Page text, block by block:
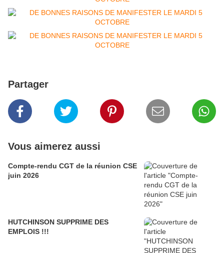
Partager
Vous aimerez aussi
Compte-rendu CGT de la réunion CSE
juin 2026
HUTCHINSON SUPPRIME DES
EMPLOIS !!!